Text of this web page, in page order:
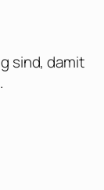
sind, damit